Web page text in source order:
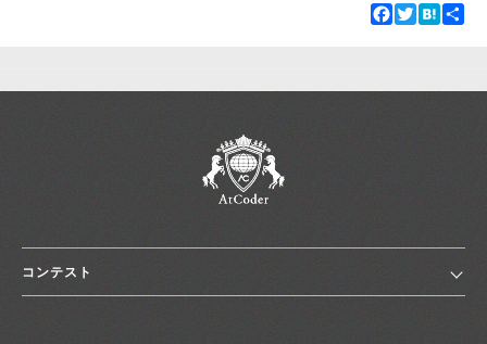
Facebook
TwitterHatena
コンテスト